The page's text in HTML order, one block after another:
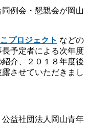
例会・懇親会が岡山
プロジェクト などの
予定者による次年度
介、２０１８年度後
させていただきまし
益社団法人岡山青年